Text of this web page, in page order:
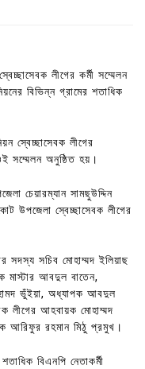
লীগের কর্মী সম্মেলন
বিভিন্ন গ্রামের শতাধিক
স্বেচ্ছাসেবক লীগের
সম্মেলন অনুষ্ঠিত হয়।
চেয়ারম্যান সামছুউদ্দিন
উপজেলা স্বেচ্ছাসেবক লীগের
সদস্য সচিব মোহাম্মদ ইলিয়াছ
মাস্টার আবদুল বাতেন,
ভুঁইয়া, অধ্যাপক আবদুল
লীগের আহবায়ক মোহাম্মদ
আরিফুর রহমান মিঠু প্রমুখ।
বিএনপি নেতাকর্মী